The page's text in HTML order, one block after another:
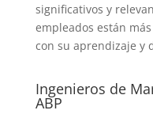
significativos y
empleados están
con su aprendizaje y
Ingenieros de
ABP